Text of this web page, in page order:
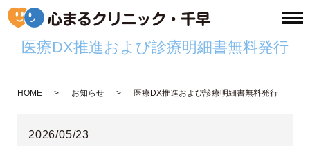
医療DX推進および診療明細書無料発行
HOME お知らせ 医療DX推進および診療明細書無料発行
2026/05/23